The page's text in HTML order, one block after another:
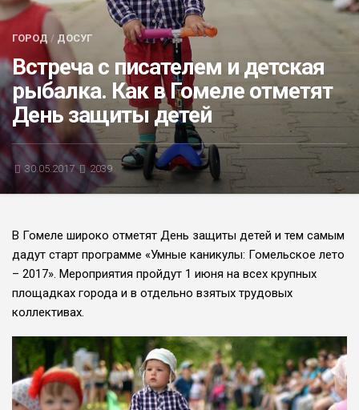
БЛИЦ-ОПРОС
АФИША
ГОРОД / ДОСУГ
Встреча с писателем и детская
рыбалка. Как в Гомеле отметят
День защиты детей
30.05.2017 2039
В Гомеле широко отметят День защиты детей и тем самым
дадут старт программе «Умные каникулы: Гомельское лето
– 2017». Мероприятия пройдут 1 июня на всех крупных
площадках города и в отдельно взятых трудовых
коллективах.